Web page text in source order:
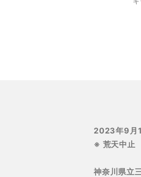
2023年9月
※ 荒天中止
神奈川県立